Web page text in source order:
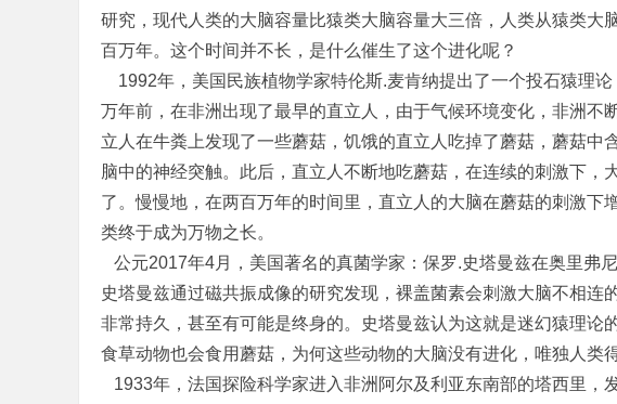
研究，现代人类的大脑容量比猿类大脑容量大三倍，人类从猿类大
百万年。这个时间并不长，是什么催生了这个进化呢？
1992年，美国民族植物学家特伦斯.麦肯纳提出了一个投石猿理
万年前，在非洲出现了最早的直立人，由于气候环境变化，非洲不
立人在牛粪上发现了一些蘑菇，饥饿的直立人吃掉了蘑菇，蘑菇中
脑中的神经突触。此后，直立人不断地吃蘑菇，在连续的刺激下
了。慢慢地，在两百万年的时间里，直立人的大脑在蘑菇的刺激下
类终于成为万物之长。
公元2017年4月，美国著名的真菌学家：保罗.史塔曼兹在奥里弗
史塔曼兹通过磁共振成像的研究发现，裸盖菌素会刺激大脑不相连
非常持久，甚至有可能是终身的。史塔曼兹认为这就是迷幻猿理
食草动物也会食用蘑菇，为何这些动物的大脑没有进化，唯独人类
1933年，法国探险科学家进入非洲阿尔及利亚东南部的塔西里，